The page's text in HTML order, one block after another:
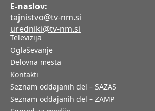
E-naslov:
tajnistvo@tv-nm.si
uredniki@tv-nm.si
Televizija
Oglaševanje
Delovna mesta
Kontakti
Seznam oddajanih del – SAZAS
Seznam oddajanih del – ZAMP